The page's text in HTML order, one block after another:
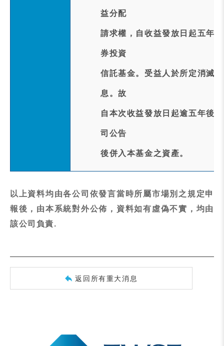
益分配
請求權，自收益發放日起五年
券投資
信託基金。受益人於所定消滅
息。故
自本次收益發放日起逾五年後
司公告
後併入本基金之資產。
以上資料均由各公司依發言當時所屬市場別之規定申
報後，由本系統對外公佈，資料如有虛偽不實，均由
該公司負責.
返回所有重大消息